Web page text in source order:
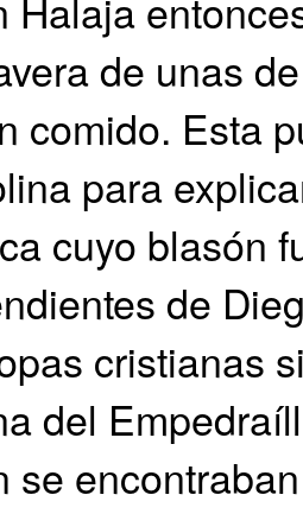
de unas
comido. Esta
para
cuyo blasón
de
cristianas
del
se